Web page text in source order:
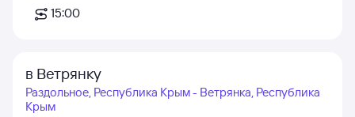
15:00
в Ветрянку
Раздольное, Республика Крым - Ветрянка, Республика
Крым